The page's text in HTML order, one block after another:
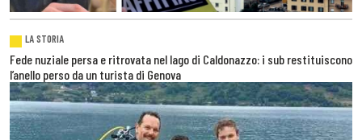
LA STORIA
Fede nuziale persa e ritrovata nel lago di Caldonazzo: i sub restituiscono
l’anello perso da un turista di Genova